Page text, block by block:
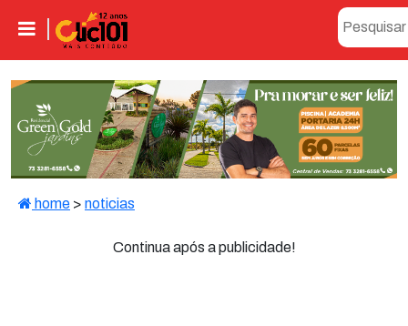
home > noticias
Continua após a publicidade!